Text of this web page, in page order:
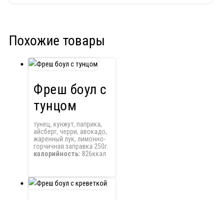
Похожие товары
Фреш боул с
тунцом
тунец, кунжут, паприка,
айсберг, черри, авокадо,
жаренный лук, лимонно-
горчичная заправка 250г.
калорийность: 826ккал